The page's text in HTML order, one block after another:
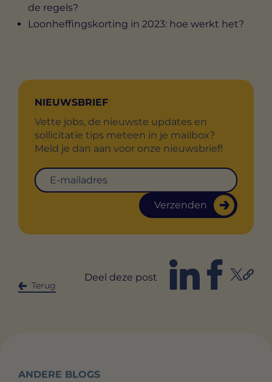
de regels?
Loonheffingskorting in 2023: hoe werkt het?
NIEUWSBRIEF
Vette jobs, de nieuwste updates en
sollicitatie tips meteen in je mailbox?
Meld je dan aan voor onze nieuwsbrief!
Verzenden
Terug
Deel deze post
ANDERE BLOGS